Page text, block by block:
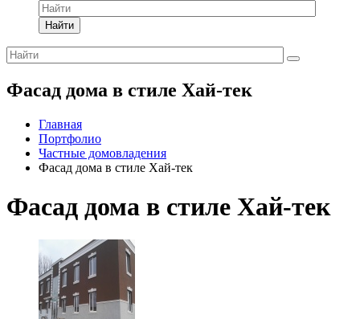
Найти
Фасад дома в стиле Хай-тек
Главная
Портфолио
Частные домовладения
Фасад дома в стиле Хай-тек
Фасад дома в стиле Хай-тек